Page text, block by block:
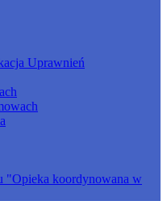
Uprawnień
"Opieka koordynowana w